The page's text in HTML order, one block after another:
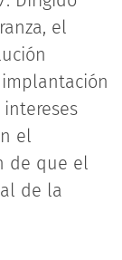
el
el
de que el
de la